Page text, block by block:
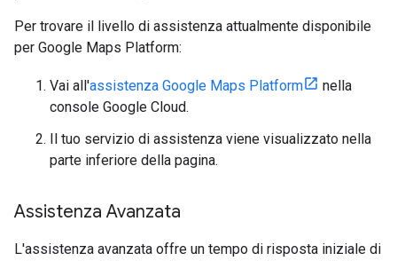
Per trovare il livello di assistenza attualmente disponibile
per Google Maps Platform:
Vai all'assistenza Google Maps Platform
nella
console Google Cloud.
Il tuo servizio di assistenza viene visualizzato nella
parte inferiore della pagina.
Assistenza Avanzata
L'assistenza avanzata offre un tempo di risposta iniziale di